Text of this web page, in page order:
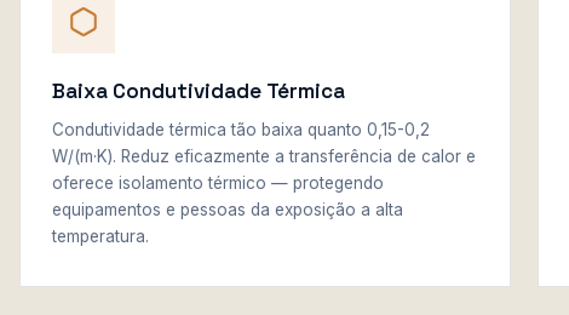
Baixa Condutividade Térmica
Condutividade térmica tão baixa quanto 0,15-0,2
W/(m·K). Reduz eficazmente a transferência de calor e
oferece isolamento térmico — protegendo
equipamentos e pessoas da exposição a alta
temperatura.